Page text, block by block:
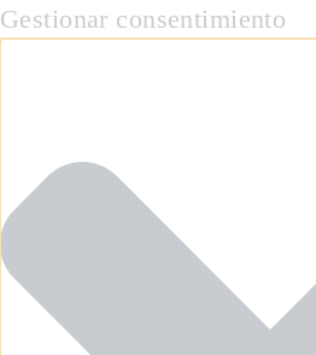
Gestionar consentimiento